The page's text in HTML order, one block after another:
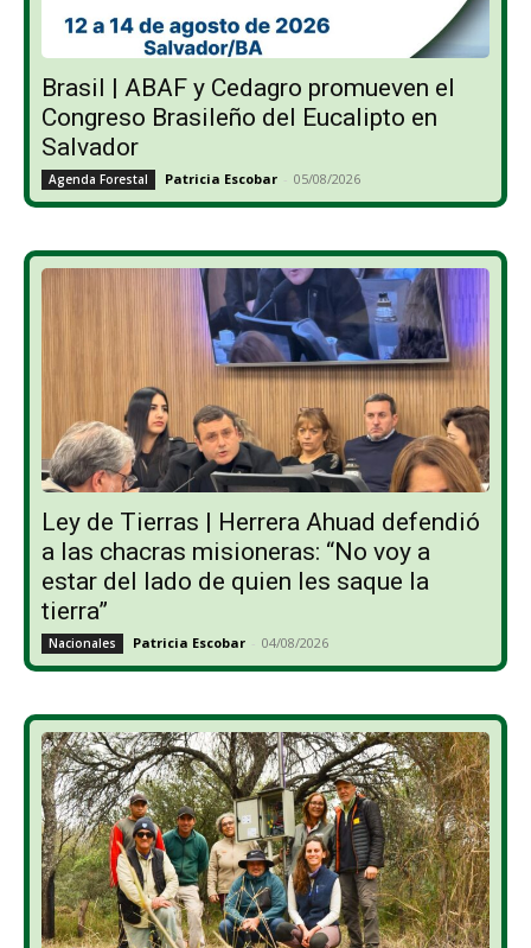
Brasil | ABAF y Cedagro promueven el
Congreso Brasileño del Eucalipto en
Salvador
Agenda Forestal Patricia Escobar - 05/08/2026
Ley de Tierras | Herrera Ahuad defendió
a las chacras misioneras: “No voy a
estar del lado de quien les saque la
tierra”
Nacionales Patricia Escobar - 04/08/2026